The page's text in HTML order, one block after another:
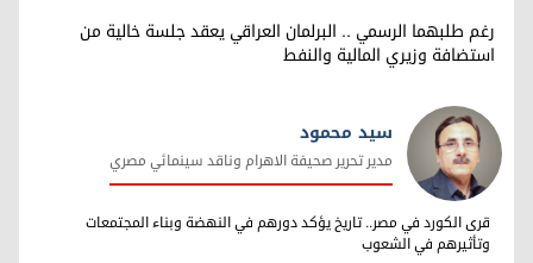
رغم طلبهما الرسمي .. البرلمان العراقي يعقد جلسة خالية من
استضافة وزيري المالية والنفط
سيد محمود
سيد محمود
مدير تحرير صحيفة الاهرام وناقد سينمائي مصري
قرى الكورد في مصر.. تاريخ يؤكد دورهم في النهضة وبناء المجتمعات
وتأثيرهم في الشعوب